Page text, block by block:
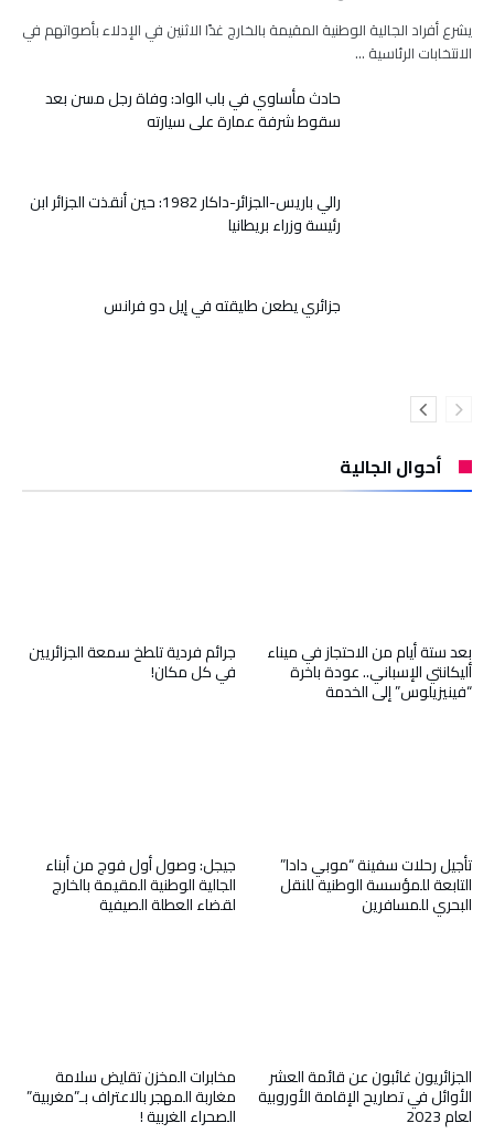
يشرع أفراد الجالية الوطنية المقيمة بالخارج غدًا الاثنين في الإدلاء بأصواتهم في
الانتخابات الرئاسية …
حادث مأساوي في باب الواد: وفاة رجل مسن بعد
سقوط شرفة عمارة على سيارته
رالي باريس-الجزائر-داكار 1982: حين أنقذت الجزائر ابن
رئيسة وزراء بريطانيا
جزائري يطعن طليقته في إيل دو فرانس
أحوال الجالية
جرائم فردية تلطخ سمعة الجزائريين
في كل مكان!
بعد ستة أيام من الاحتجاز في ميناء
أليكانتي الإسباني.. عودة باخرة
“فينيزيلوس” إلى الخدمة
جيجل: وصول أول فوج من أبناء
الجالية الوطنية المقيمة بالخارج
لقضاء العطلة الصيفية
تأجيل رحلات سفينة “موبي دادا”
التابعة للمؤسسة الوطنية للنقل
البحري للمسافرين
مخابرات المخزن تقايض سلامة
مغاربة المهجر بالاعتراف بـ”مغربية”
الصحراء الغربية !
الجزائريون غائبون عن قائمة العشر
الأوائل في تصاريح الإقامة الأوروبية
لعام 2023